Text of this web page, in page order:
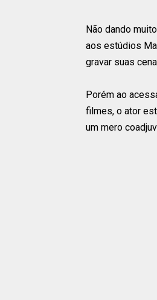
Não dando
aos estúdios
gravar suas
Porém ao
filmes, o ator
um mero